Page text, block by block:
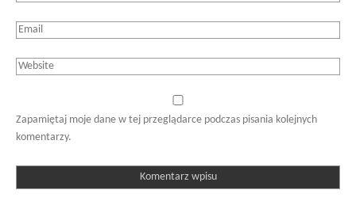
Zapamiętaj moje dane w tej przeglądarce podczas pisania kolejnych
komentarzy.